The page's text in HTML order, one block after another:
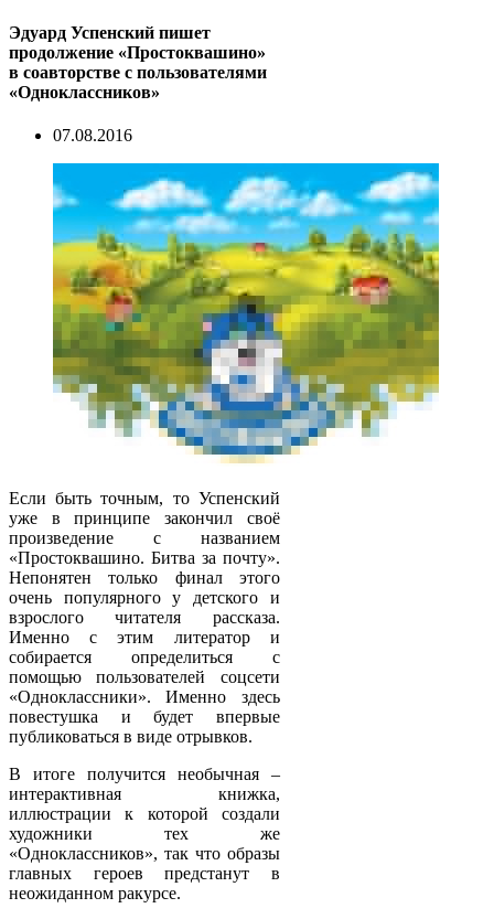
Эдуард Успенский пишет
продолжение «Простоквашино»
в соавторстве с пользователями
«Одноклассников»
07.08.2016
Если быть точным, то Успенский
уже в принципе закончил своё
произведение с названием
«Простоквашино. Битва за почту».
Непонятен только финал этого
очень популярного у детского и
взрослого читателя рассказа.
Именно с этим литератор и
собирается определиться с
помощью пользователей соцсети
«Одноклассники». Именно здесь
повестушка и будет впервые
публиковаться в виде отрывков.
В итоге получится необычная –
интерактивная книжка,
иллюстрации к которой создали
художники тех же
«Одноклассников», так что образы
главных героев предстанут в
неожиданном ракурсе.